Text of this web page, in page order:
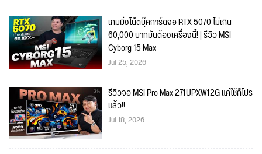
เกมมิ่งโน้ตบุ๊คการ์ดจอ RTX 5070 ไม่เกิน
60,000 บาทมันต้องเครื่องนี้! | รีวิว MSI
Cyborg 15 Max
Jul 25, 2026
รีวิวจอ MSI Pro Max 271UPXW12G แค่ใช้ก็โปร
แล้ว!!
Jul 18, 2026